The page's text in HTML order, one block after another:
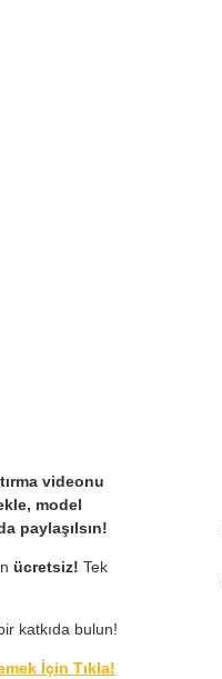
videonu
model
paylaşılsın!
ücretsiz! Tek
katkıda bulun!
İçin Tıkla!